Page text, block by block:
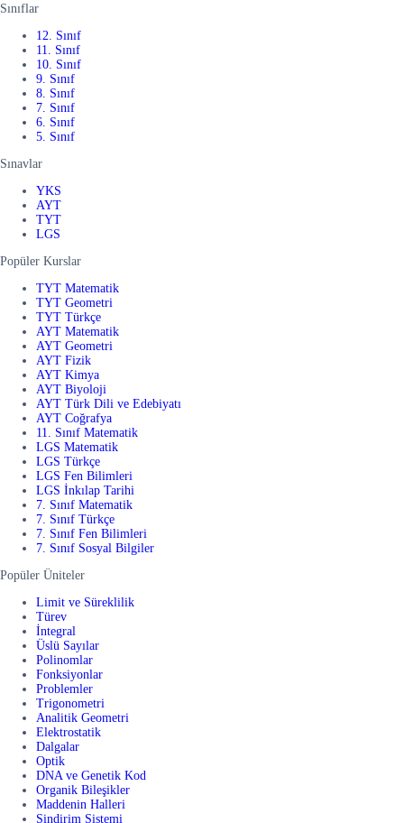
Sınıflar
12. Sınıf
11. Sınıf
10. Sınıf
9. Sınıf
8. Sınıf
7. Sınıf
6. Sınıf
5. Sınıf
Sınavlar
YKS
AYT
TYT
LGS
Popüler Kurslar
TYT Matematik
TYT Geometri
TYT Türkçe
AYT Matematik
AYT Geometri
AYT Fizik
AYT Kimya
AYT Biyoloji
AYT Türk Dili ve Edebiyatı
AYT Coğrafya
11. Sınıf Matematik
LGS Matematik
LGS Türkçe
LGS Fen Bilimleri
LGS İnkılap Tarihi
7. Sınıf Matematik
7. Sınıf Türkçe
7. Sınıf Fen Bilimleri
7. Sınıf Sosyal Bilgiler
Popüler Üniteler
Limit ve Süreklilik
Türev
İntegral
Üslü Sayılar
Polinomlar
Fonksiyonlar
Problemler
Trigonometri
Analitik Geometri
Elektrostatik
Dalgalar
Optik
DNA ve Genetik Kod
Organik Bileşikler
Maddenin Halleri
Sindirim Sistemi